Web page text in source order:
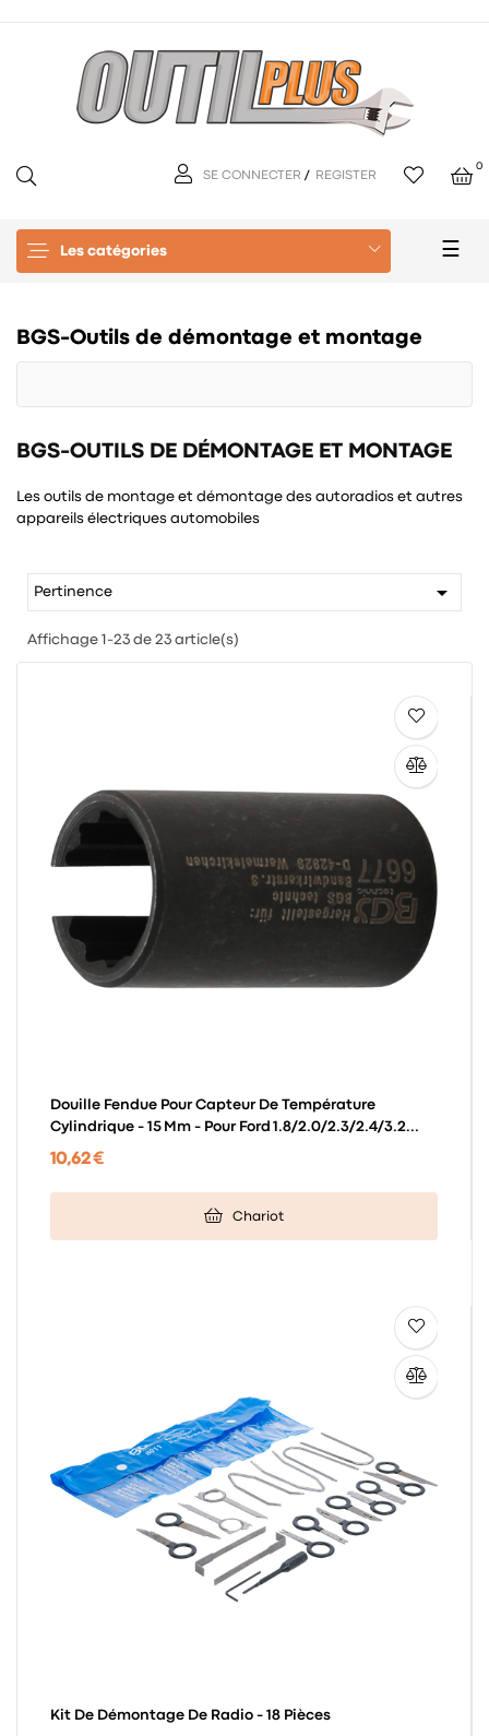
SE CONNECTER / REGISTER
0
Les catégories ☰
BGS-Outils de démontage et montage
BGS-OUTILS DE DÉMONTAGE ET MONTAGE
Les outils de montage et démontage des autoradios et autres
appareils électriques automobiles
Pertinence 
Affichage 1-23 de 23 article(s)
Douille Fendue Pour Capteur De Température
Cylindrique - 15 Mm - Pour Ford 1.8/2.0/2.3/2.4/3.2...
10,62 €
Chariot
Kit De Démontage De Radio - 18 Pièces